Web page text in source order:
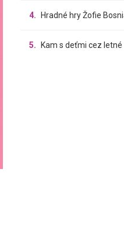
4. Hradné hry Žofie
5. Kam s deťmi cez